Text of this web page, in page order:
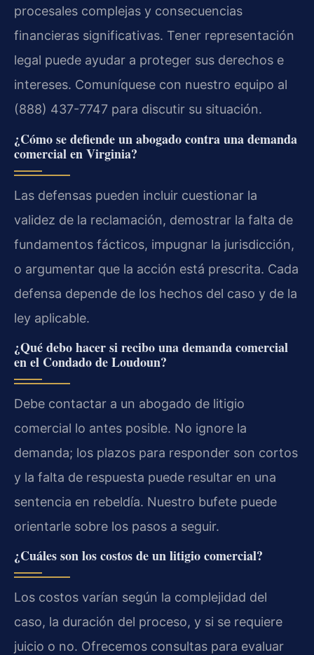
procesales complejas y consecuencias
financieras significativas. Tener representación
legal puede ayudar a proteger sus derechos e
intereses. Comuníquese con nuestro equipo al
(888) 437-7747 para discutir su situación.
¿Cómo se defiende un abogado contra una demanda
comercial en Virginia?
Las defensas pueden incluir cuestionar la
validez de la reclamación, demostrar la falta de
fundamentos fácticos, impugnar la jurisdicción,
o argumentar que la acción está prescrita. Cada
defensa depende de los hechos del caso y de la
ley aplicable.
¿Qué debo hacer si recibo una demanda comercial
en el Condado de Loudoun?
Debe contactar a un abogado de litigio
comercial lo antes posible. No ignore la
demanda; los plazos para responder son cortos
y la falta de respuesta puede resultar en una
sentencia en rebeldía. Nuestro bufete puede
orientarle sobre los pasos a seguir.
¿Cuáles son los costos de un litigio comercial?
Los costos varían según la complejidad del
caso, la duración del proceso, y si se requiere
juicio o no. Ofrecemos consultas para evaluar